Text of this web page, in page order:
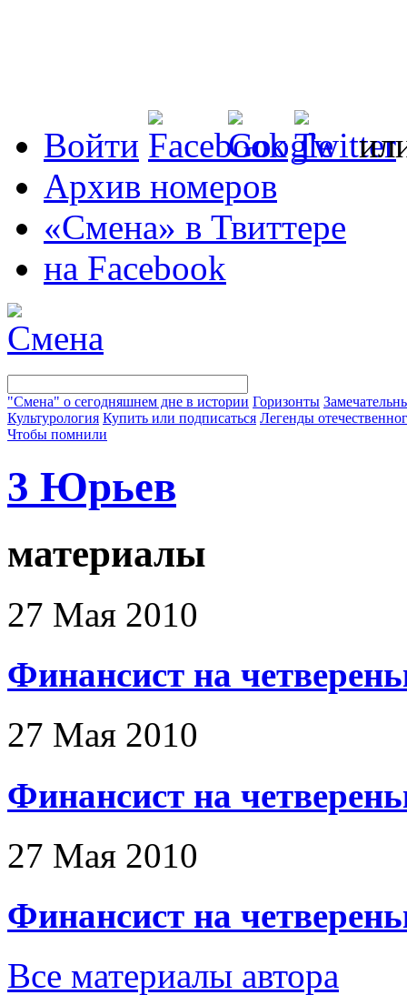
Войти
Архив номеров
«Смена» в Твиттере
на Facebook
"Смена" о сегодняшнем дне в истории Горизонты
Культурология Купить или подписаться Легенды
Чтобы помнили
3 Юрьев
материалы
27 Мая 2010
Финансист на
27 Мая 2010
Финансист на
27 Мая 2010
Финансист на
Все материалы автора